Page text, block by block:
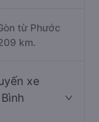
từ Phước
km.
xe